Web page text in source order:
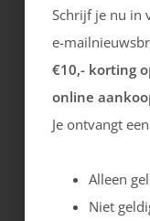
Ecco
City Stride
Schrijf je nu in
e-
€10,- korting
online
Je ontvangt
Alleen
Niet